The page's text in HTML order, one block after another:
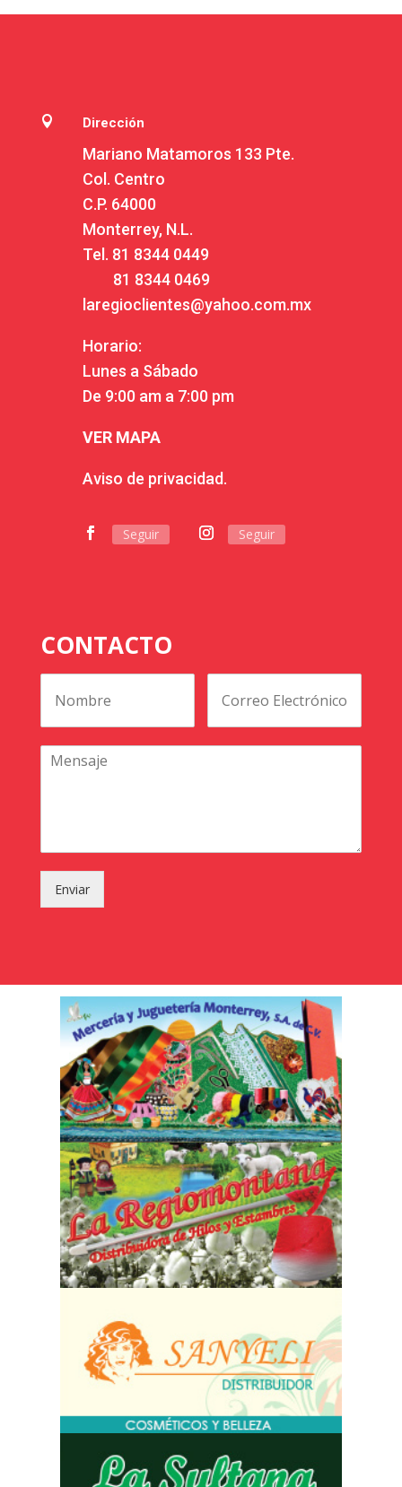
 Dirección
Mariano Matamoros 133 Pte.
Col. Centro
C.P. 64000
Monterrey, N.L.
Tel. 81 8344 0449
81 8344 0469
laregioclientes@yahoo.com.mx
Horario:
Lunes a Sábado
De 9:00 am a 7:00 pm
VER MAPA
Aviso de privacidad.
Seguir Seguir
CONTACTO
Enviar